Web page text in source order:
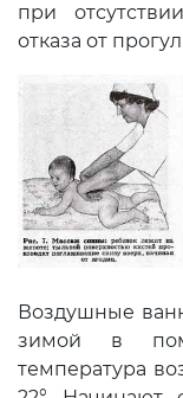
при
отказа от
Воздушные
зимой в
температура